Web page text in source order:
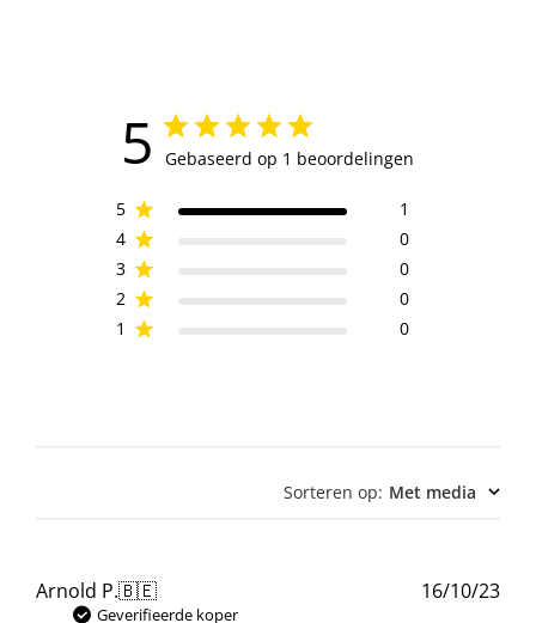
5 Gebaseerd op 1 beoordelingen
5
1
4
0
3
0
2
0
1
0
Sorteren op: Met media
Arnold P.🇧🇪
Geverifieerde koper
16/10/23